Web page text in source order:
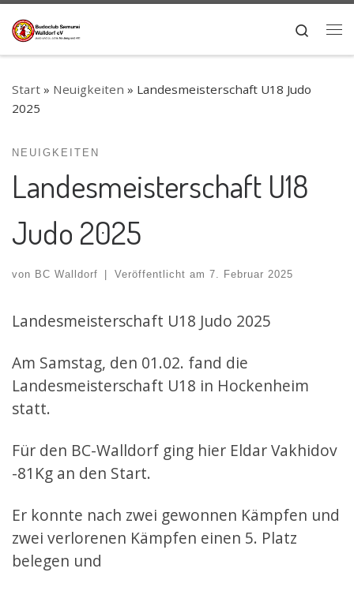
Zum Inhalt springen
Search
Start » Neuigkeiten » Landesmeisterschaft U18 Judo
2025
NEUIGKEITEN
Landesmeisterschaft U18
Judo 2025
von BC Walldorf Veröffentlicht am 7. Februar 2025
Landesmeisterschaft U18 Judo 2025
Am Samstag, den 01.02. fand die
Landesmeisterschaft U18 in Hockenheim
statt.
Für den BC-Walldorf ging hier Eldar Vakhidov
-81Kg an den Start.
Er konnte nach zwei gewonnen Kämpfen und
zwei verlorenen Kämpfen einen 5. Platz
belegen und